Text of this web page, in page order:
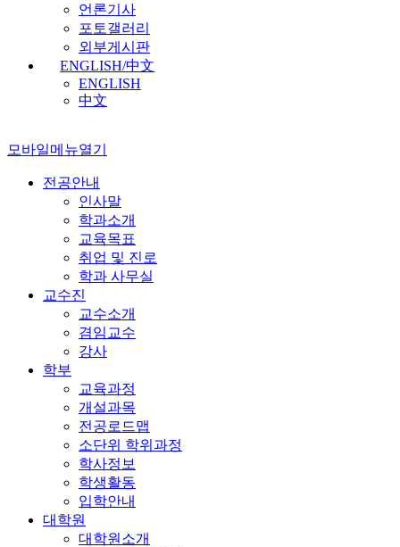
언론기사
포토갤러리
외부게시판
ENGLISH/中文
ENGLISH
中文
모바일메뉴열기
전공안내
인사말
학과소개
교육목표
취업 및 진로
학과 사무실
교수진
교수소개
겸임교수
강사
학부
교육과정
개설과목
전공로드맵
소단위 학위과정
학사정보
학생활동
입학안내
대학원
대학원소개